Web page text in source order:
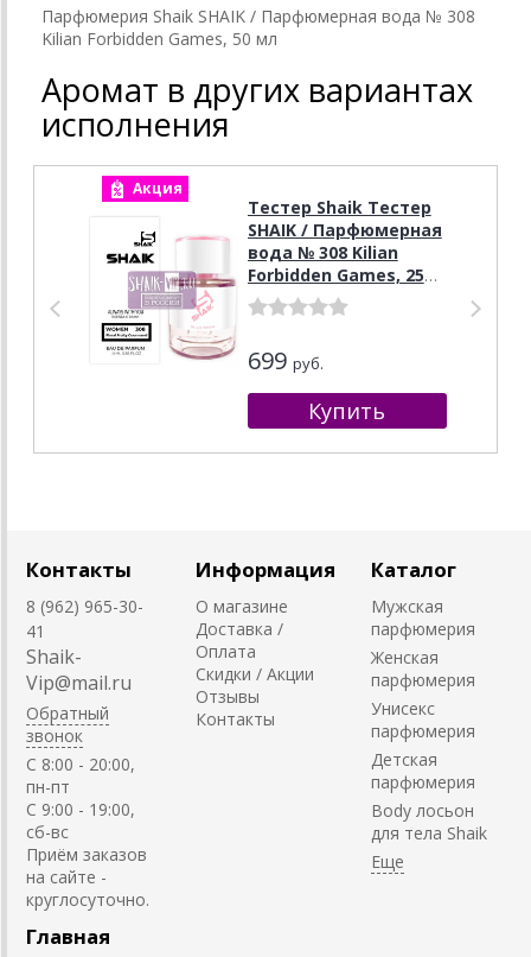
Парфюмерия Shaik SHAIK / Парфюмерная вода № 308
Kilian Forbidden Games, 50 мл
Аромат в других вариантах
исполнения
Акция
Тестер Shaik Тестер
SHAIK / Парфюмерная
вода № 308 Kilian
Forbidden Games, 25
мл
699 руб.
Контакты
8 (962) 965-30-
41
Shaik-
Vip@mail.ru
Обратный
звонок
C 8:00 - 20:00,
пн-пт
С 9:00 - 19:00,
сб-вс
Приём заказов
на сайте -
круглосуточно.
Информация
О магазине
Доставка /
Оплата
Скидки / Акции
Отзывы
Контакты
Каталог
Мужская
парфюмерия
Женская
парфюмерия
Унисекс
парфюмерия
Детская
парфюмерия
Body лосьон
для тела Shaik
Главная